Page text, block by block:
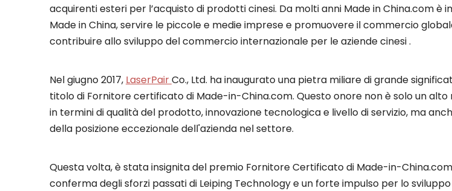
acquirenti esteri per l’acquisto di prodotti cinesi. Da molti anni Made in China.com è
Made in China, servire le piccole e medie imprese e promuovere il commercio
contribuire allo sviluppo del commercio internazionale per le aziende cinesi .
Nel giugno 2017, LaserPairCo., Ltd. ha inaugurato una pietra miliare di grande
titolo di Fornitore certificato di Made-in-China.com. Questo onore non è solo un alto
in termini di qualità del prodotto, innovazione tecnologica e livello di servizio, ma
della posizione eccezionale dell'azienda nel settore.
Questa volta, è stata insignita del premio Fornitore Certificato di Made-in-
conferma degli sforzi passati di Leiping Technology e un forte impulso per lo